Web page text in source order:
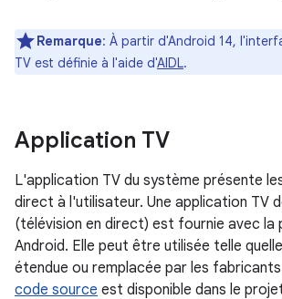
Remarque: À partir d'Android 14,
TV est définie à l'aide d'AIDL.
Application TV
L'application TV du système présente
direct à l'utilisateur. Une application TV
(télévision en direct) est fournie avec
Android. Elle peut être utilisée telle
étendue ou remplacée par les
code source est disponible dans le